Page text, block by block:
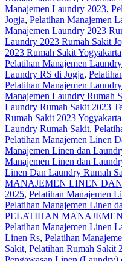
Manajemen Laundry 2023,
Jogja, Pelatihan Manajemen
Manajemen Laundry 2023
Laundry 2023 Rumah Sakit
2023 Rumah Sakit Yogyakarta
Pelatihan Manajemen
Laundry RS di Jogja,
Pelatihan Manajemen
Manajemen Laundry Rumah
Laundry Rumah Sakit 2023
Rumah Sakit 2023 Yogyakarta
Laundry Rumah Sakit,
Pelatihan Manajemen Linen
Manajemen Linen dan
Manajemen Linen dan
Linen Dan Laundry Rumah
MANAJEMEN LINEN
2025, Pelatihan Manajemen
Pelatihan Manajemen Linen
PELATIHAN
Pelatihan Manajemen Linen
Linen Rs, Pelatihan
Sakit, Pelatihan Rumah Sakit